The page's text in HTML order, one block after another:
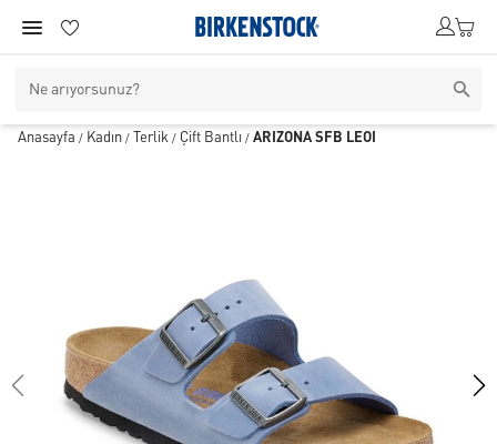
Anasayfa / Kadın / Terlik / Çift Bantlı / ARIZONA SFB LEOI